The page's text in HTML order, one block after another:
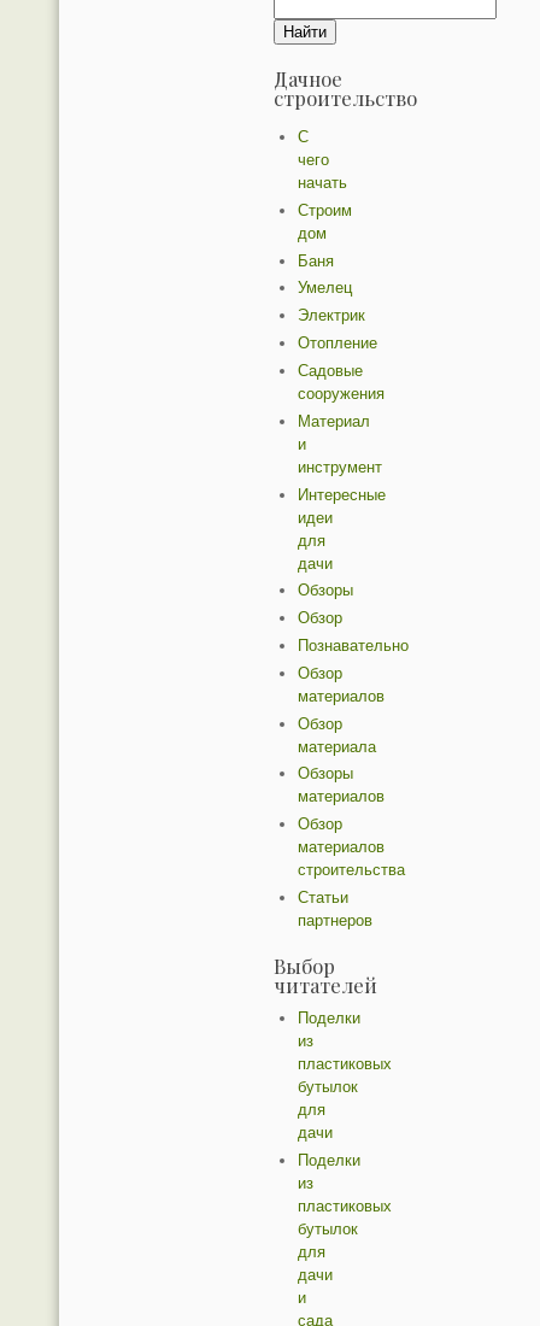
Дачное
строительство
С
чего
начать
Строим
дом
Баня
Умелец
Электрик
Отопление
Садовые
сооружения
Материал
и
инструмент
Интересные
идеи
для
дачи
Обзоры
Обзор
Познавательно
Обзор
материалов
Обзор
материала
Обзоры
материалов
Обзор
материалов
строительства
Статьи
партнеров
Выбор
читателей
Поделки
из
пластиковых
бутылок
для
дачи
Поделки
из
пластиковых
бутылок
для
дачи
и
сада